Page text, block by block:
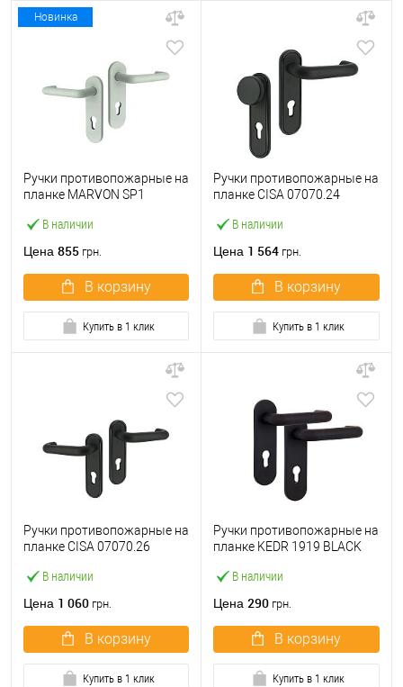
Новинка
В наличии
Ручки противопожарные на
планке MARVON SP1
серый матовый
Цена 855 грн.
В корзину
Купить в 1 клик
В наличии
Ручки противопожарные на
планке CISA 07070.24
72 мм черный
Цена 1 564 грн.
В корзину
Купить в 1 клик
В наличии
Ручки противопожарные на
планке CISA 07070.26
черный
Цена 1 060 грн.
В корзину
Купить в 1 клик
В наличии
Ручки противопожарные на
планке KEDR 1919 BLACK
Цена 290 грн.
В корзину
Купить в 1 клик